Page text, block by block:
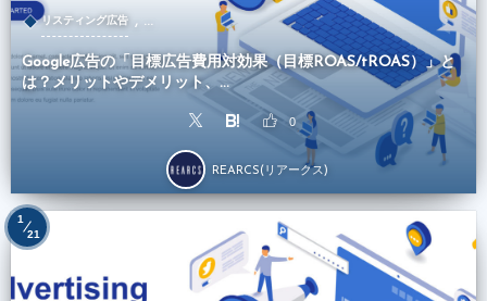
リスティング広告 , …
Google広告の「目標広告費用対効果（目標ROAS/tROAS）」と
は？メリットやデメリット、...
0
REARCS(リアークス)
1
21